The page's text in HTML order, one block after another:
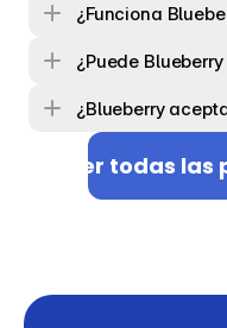
¿Funciona
¿Puede
¿Blueberry
Ver todas